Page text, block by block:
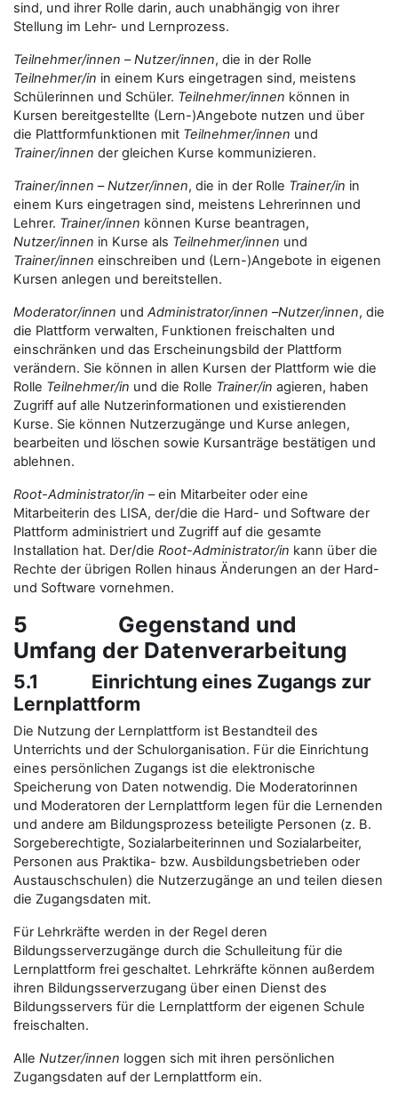
sind, und ihrer Rolle darin, auch unabhängig von ihrer
Stellung im Lehr- und Lernprozess.
Teilnehmer/innen –Nutzer/innen, die in der Rolle
Teilnehmer/in in einem Kurs eingetragen sind, meistens
Schülerinnen und Schüler. Teilnehmer/innen können in
Kursen bereitgestellte (Lern-)Angebote nutzen und über
die Plattformfunktionen mit Teilnehmer/innen und
Trainer/innen der gleichen Kurse kommunizieren.
Trainer/innen –Nutzer/innen, die in der Rolle Trainer/in in
einem Kurs eingetragen sind, meistens Lehrerinnen und
Lehrer. Trainer/innen können Kurse beantragen,
Nutzer/innen in Kurse als Teilnehmer/innen und
Trainer/innen einschreiben und (Lern-)Angebote in eigenen
Kursen anlegen und bereitstellen.
Moderator/innen und Administrator/innen –Nutzer/innen, die
die Plattform verwalten, Funktionen freischalten und
einschränken und das Erscheinungsbild der Plattform
verändern. Sie können in allen Kursen der Plattform wie die
Rolle Teilnehmer/in und die Rolle Trainer/in agieren, haben
Zugriff auf alle Nutzerinformationen und existierenden
Kurse. Sie können Nutzerzugänge und Kurse anlegen,
bearbeiten und löschen sowie Kursanträge bestätigen und
ablehnen.
Root-Administrator/in – ein Mitarbeiter oder eine
Mitarbeiterin des LISA, der/die die Hard- und Software der
Plattform administriert und Zugriff auf die gesamte
Installation hat. Der/die Root-Administrator/in kann über die
Rechte der übrigen Rollen hinaus Änderungen an der Hard-
und Software vornehmen.
5 Gegenstand und
Umfang der Datenverarbeitung
5.1 Einrichtung eines Zugangs zur
Lernplattform
Die Nutzung der Lernplattform ist Bestandteil des
Unterrichts und der Schulorganisation. Für die Einrichtung
eines persönlichen Zugangs ist die elektronische
Speicherung von Daten notwendig. Die Moderatorinnen
und Moderatoren der Lernplattform legen für die Lernenden
und andere am Bildungsprozess beteiligte Personen (z. B.
Sorgeberechtigte, Sozialarbeiterinnen und Sozialarbeiter,
Personen aus Praktika- bzw. Ausbildungsbetrieben oder
Austauschschulen) die Nutzerzugänge an und teilen diesen
die Zugangsdaten mit.
Für Lehrkräfte werden in der Regel deren
Bildungsserverzugänge durch die Schulleitung für die
Lernplattform frei geschaltet. Lehrkräfte können außerdem
ihren Bildungsserverzugang über einen Dienst des
Bildungsservers für die Lernplattform der eigenen Schule
freischalten.
Alle Nutzer/innen loggen sich mit ihren persönlichen
Zugangsdaten auf der Lernplattform ein.